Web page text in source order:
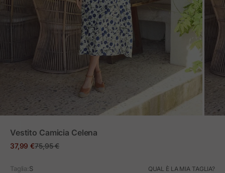
Vestito Camicia Celena
Prezzo in offerta
37,99 €Prezzo normale
75,95 €
Taglia:S QUAL È LA MIA TAGLIA?